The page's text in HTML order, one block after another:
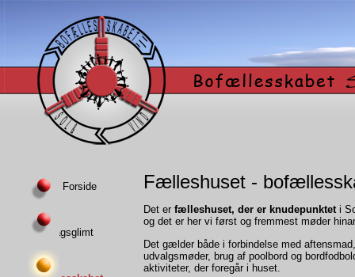
Forside
Hverdagsglimt
Fælleshuset -
Det er fælleshuset, der er knudepunktet i
og det er her vi først og fremmest møder
Det gælder både i forbindelse med
udvalgsmøder, brug af poolbord og
aktiviteter, der foregår i huset.